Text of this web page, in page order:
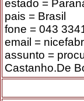
estado =
pais = Brasil
fone = 043
email =
assunto =
Castanho.De